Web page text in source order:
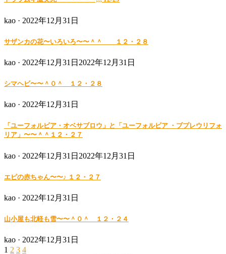
kao · Posted
2022年12月31日
サザンカの花〜いろいろ〜〜＾＾ １２・２８
kao · Posted
2022年12月31日 2022年12月31日
シマヘビ〜〜＾０＾ １２・２８
kao · Posted
2022年12月31日
「ユーフォルビア・オベサブロウ」と「ユーフォルビア ・ブプレウリフォ
リア」〜〜＾＾１２・２７
kao · Posted
2022年12月31日 2022年12月31日
エピの赤ちゃん〜〜♪ １２・２７
kao · Posted
2022年12月31日
山小屋も北軽も雪〜〜＾０＾ １２・２４
kao · Posted
on
2022年12月31日
1 2 3 4